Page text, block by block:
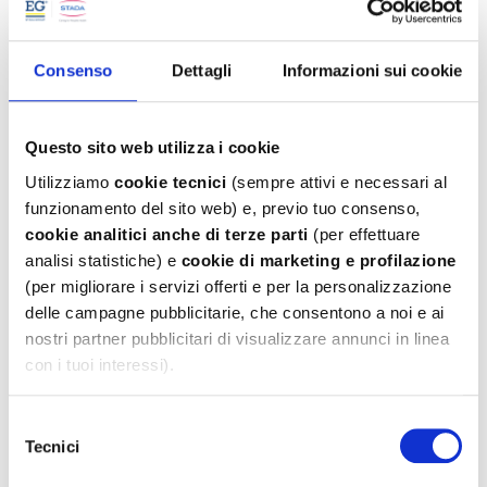
Consenso Dettagli Informazioni sui cookie
Questo sito web utilizza i cookie
Utilizziamo cookie tecnici (sempre attivi e necessari al
funzionamento del sito web) e, previo tuo consenso,
cookie analitici anche di terze parti (per effettuare
analisi statistiche) e cookie di marketing e profilazione
(per migliorare i servizi offerti e per la personalizzazione
delle campagne pubblicitarie, che consentono a noi e ai
nostri partner pubblicitari di visualizzare annunci in linea
con i tuoi interessi).
“Accetta tutti”
, per acconsentire all’uso di tutti i
delTecnici
Un principio attivo con